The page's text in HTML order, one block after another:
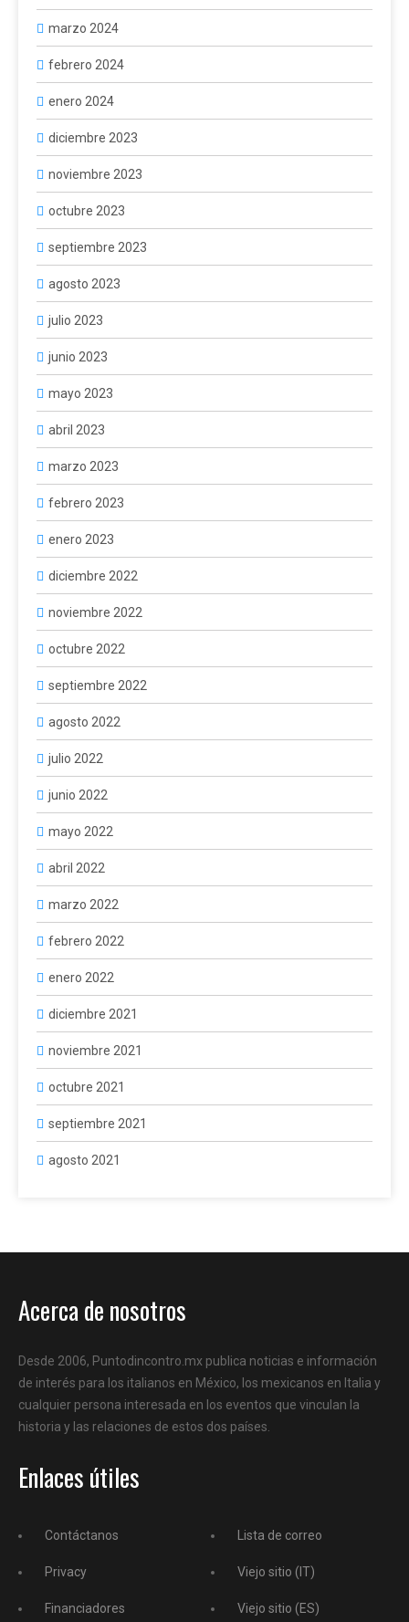
marzo 2024
febrero 2024
enero 2024
diciembre 2023
noviembre 2023
octubre 2023
septiembre 2023
agosto 2023
julio 2023
junio 2023
mayo 2023
abril 2023
marzo 2023
febrero 2023
enero 2023
diciembre 2022
noviembre 2022
octubre 2022
septiembre 2022
agosto 2022
julio 2022
junio 2022
mayo 2022
abril 2022
marzo 2022
febrero 2022
enero 2022
diciembre 2021
noviembre 2021
octubre 2021
septiembre 2021
agosto 2021
Acerca de nosotros
Desde 2006, Puntodincontro.mx publica noticias e información
de interés para los italianos en México, los mexicanos en Italia y
cualquier persona interesada en los eventos que vinculan la
historia y las relaciones de estos dos países.
Enlaces útiles
Contáctanos
Privacy
Financiadores
Lista de correo
Viejo sitio (IT)
Viejo sitio (ES)